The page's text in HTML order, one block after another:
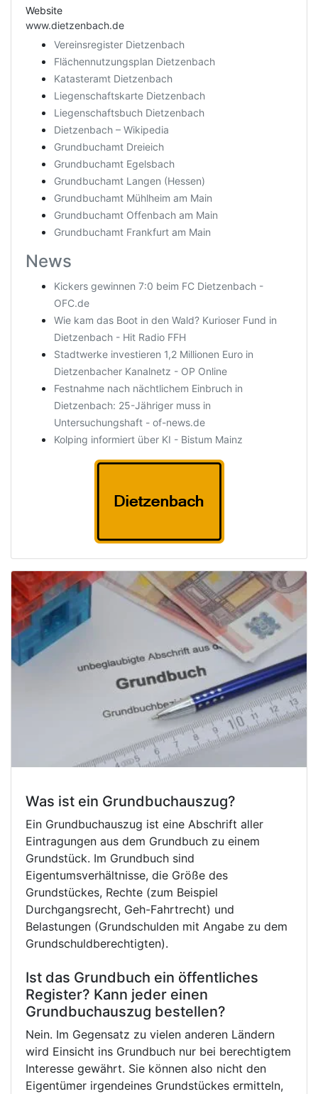
Website
www.dietzenbach.de
Vereinsregister Dietzenbach
Flächennutzungsplan Dietzenbach
Katasteramt Dietzenbach
Liegenschaftskarte Dietzenbach
Liegenschaftsbuch Dietzenbach
Dietzenbach – Wikipedia
Grundbuchamt Dreieich
Grundbuchamt Egelsbach
Grundbuchamt Langen (Hessen)
Grundbuchamt Mühlheim am Main
Grundbuchamt Offenbach am Main
Grundbuchamt Frankfurt am Main
News
Kickers gewinnen 7:0 beim FC Dietzenbach -
OFC.de
Wie kam das Boot in den Wald? Kurioser Fund in
Dietzenbach - Hit Radio FFH
Stadtwerke investieren 1,2 Millionen Euro in
Dietzenbacher Kanalnetz - OP Online
Festnahme nach nächtlichem Einbruch in
Dietzenbach: 25-Jähriger muss in
Untersuchungshaft - of-news.de
Kolping informiert über KI - Bistum Mainz
Was ist ein Grundbuchauszug?
Ein Grundbuchauszug ist eine Abschrift aller
Eintragungen aus dem Grundbuch zu einem
Grundstück. Im Grundbuch sind
Eigentumsverhältnisse, die Größe des
Grundstückes, Rechte (zum Beispiel
Durchgangsrecht, Geh-Fahrtrecht) und
Belastungen (Grundschulden mit Angabe zu dem
Grundschuldberechtigten).
Ist das Grundbuch ein öffentliches
Register? Kann jeder einen
Grundbuchauszug bestellen?
Nein. Im Gegensatz zu vielen anderen Ländern
wird Einsicht ins Grundbuch nur bei berechtigtem
Interesse gewährt. Sie können also nicht den
Eigentümer irgendeines Grundstückes ermitteln,